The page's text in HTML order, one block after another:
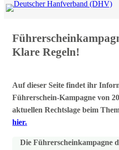
Klare Regeln!
Auf dieser Seite findet ihr
Führerschein-Kampagne von
aktuellen Rechtslage beim
hier.
Die Führerscheinkampagne